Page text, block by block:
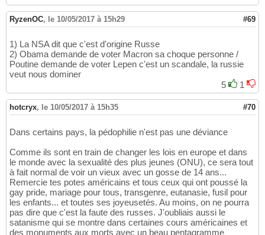
RyzenOC, le 10/05/2017 à 15h29 #69
1) La NSA dit que c'est d'origine Russe
2) Obama demande de voter Macron sa choque personne /
Poutine demande de voter Lepen c'est un scandale, la russie
veut nous dominer
5
1
hotcryx, le 10/05/2017 à 15h35 #70
Dans certains pays, la pédophilie n'est pas une déviance
Comme ils sont en train de changer les lois en europe et dans
le monde avec la sexualité des plus jeunes (ONU), ce sera tout
à fait normal de voir un vieux avec un gosse de 14 ans...
Remercie tes potes américains et tous ceux qui ont poussé la
gay pride, mariage pour tous, transgenre, eutanasie, fusil pour
les enfants... et toutes ses joyeusetés. Au moins, on ne pourra
pas dire que c'est la faute des russes. J'oubliais aussi le
satanisme qui se montre dans certaines cours américaines et
des monuments aux morts avec un beau pentagramme